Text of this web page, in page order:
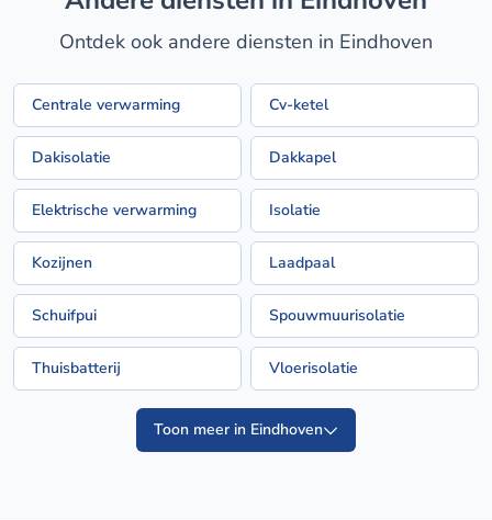
Ontdek ook andere diensten in Eindhoven
Centrale verwarming Cv-ketel
Dakisolatie Dakkapel
Elektrische verwarming Isolatie
Kozijnen Laadpaal
Schuifpui Spouwmuurisolatie
Thuisbatterij Vloerisolatie
Toon meer in Eindhoven